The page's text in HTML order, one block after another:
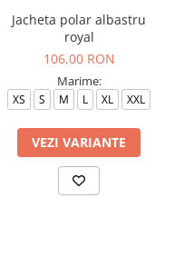
Jacheta polar albastru
royal
106,00 RON
Marime:
XS S M L XL XXL
VEZI VARIANTE